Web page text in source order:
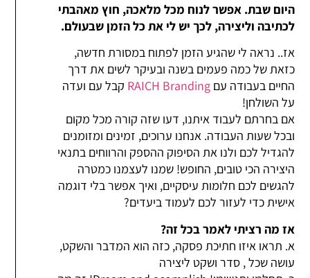
היום שבת. אפשר לנוח מכל מלאכה, חוץ מאהבתי
לכתיבה וליצירה, לכך יש לי את כל הזמן שבעולם.
אז.. נראה לי שהגיע הזמן לפתוח במסורת חדשה,
כזאת של כמה פעמים בשנה ובעיקר לשים את דרך
החיים בעבודה עםRAICH Brandingקבל עם ועדה
על השולחן!
אם בחרתם לעבוד איתנו, דעו שזה קורה מכל מקום
ובכל שעות העבודה. אנחנו ערוכים, זמינים ומזומנים
להגדיל לכם ולנו את הסיפוק ההספק והרווחים בתנאי
היצירה הכי טובים, החופש! שמנו לעצמנו כמטרה
להגשים לכם חלומות עיסקיים, ואיך אפשר בלי דוגמה
אישית כדי לעזור לכם לעמוד ביעדים?
אז מה רציתי לאמר בכל זה?
א. תראו איזו חתיכת פסקה, כזה הוא המדבר והשקט,
עושה שכל , סדר ושקט ליצירה